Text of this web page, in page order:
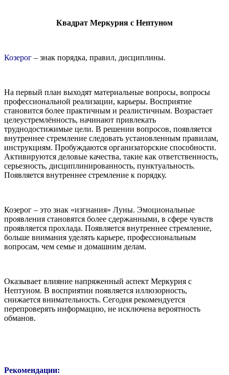
Квадрат Меркурия с Нептуном
Козерог – знак порядка, правил, дисциплины.
На первый план выходят материальные вопросы, вопросы
профессиональной реализации, карьеры. Восприятие
становится более практичным и реалистичным. Возрастает
целеустремлённость, начинают привлекать
труднодостижимые цели. В решении вопросов, появляется
внутреннее стремление следовать установленным правилам,
инструкциям. Пробуждаются организаторские способности.
Активируются деловые качества, такие как ответственность,
серьезность, дисциплинированность, пунктуальность.
Появляется внутреннее стремление к порядку.
Козерог – это знак «изгнания» Луны. Эмоциональные
проявления становятся более сдержанными, в сфере чувств
проявляется прохлада. Появляется внутреннее стремление,
больше внимания уделять карьере, профессиональным
вопросам, чем семье и домашним делам.
Оказывает влияние напряженный аспект Меркурия с
Нептуном. В восприятии появляется иллюзорность,
снижается внимательность. Сегодня рекомендуется
перепроверять информацию, не исключена вероятность
обманов.
Рекомендации: